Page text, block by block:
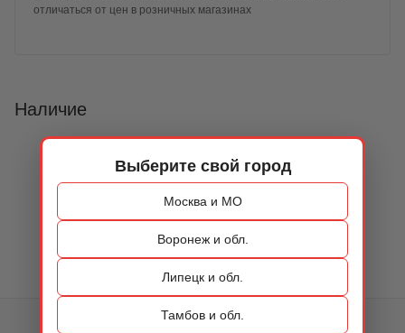
Выберите свой город
Москва и МО
Воронеж и обл.
Липецк и обл.
Тамбов и обл.
отличаться от цен в розничных магазинах
Наличие